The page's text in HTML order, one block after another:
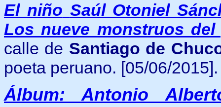
El niño Saúl Otoniel
Los nueve monstruos
calle de Santiago de
poeta peruano. [05/06/2015].
Álbum: Antonio